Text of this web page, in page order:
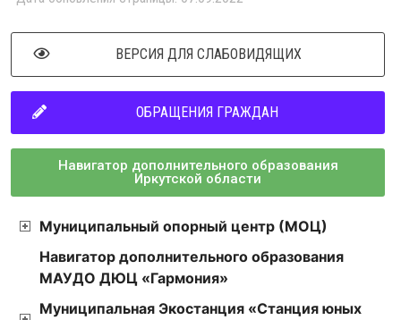
ВЕРСИЯ ДЛЯ СЛАБОВИДЯЩИХ
ОБРАЩЕНИЯ ГРАЖДАН
Навигатор дополнительного образования
Иркутской области
Муниципальный опорный центр (МОЦ)
Навигатор дополнительного образования
МАУДО ДЮЦ «Гармония»
Муниципальная Экостанция «Станция юных